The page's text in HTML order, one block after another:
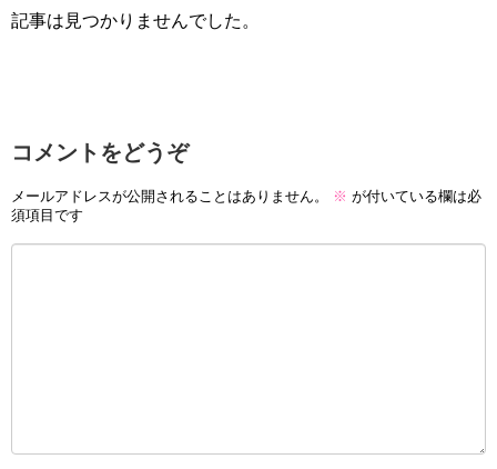
記事は見つかりませんでした。
コメントをどうぞ
メールアドレスが公開されることはありません。 ※ が付いている欄は必
須項目です